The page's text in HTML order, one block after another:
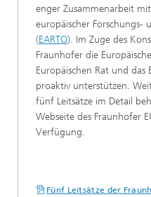
enger Zusammenarbeit
europäischer Forschungs-
(EARTO). Im Zuge des
Fraunhofer die
Europäischen Rat und das
proaktiv unterstützen.
fünf Leitsätze im Detail
Webseite des Fraunhofer
Verfügung.
Fünf Leitsätze der